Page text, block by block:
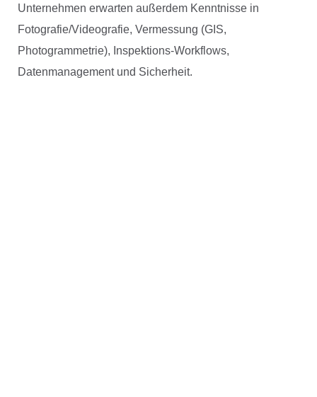
Unternehmen erwarten außerdem Kenntnisse in
Fotografie/Videografie, Vermessung (GIS,
Photogrammetrie), Inspektions-Workflows,
Datenmanagement und Sicherheit.